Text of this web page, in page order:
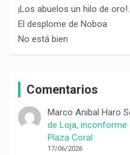
¡Los abuelos un hilo de oro!…
El desplome de Noboa
No está bien
Comentarios
Marco Anibal Haro
de Loja,
Plaza Coral
17/06/2026